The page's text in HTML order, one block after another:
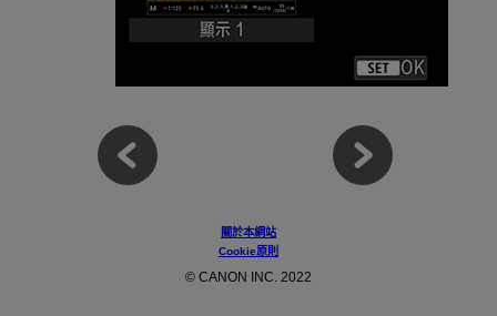
關於本網站
Cookie原則
© CANON INC. 2022